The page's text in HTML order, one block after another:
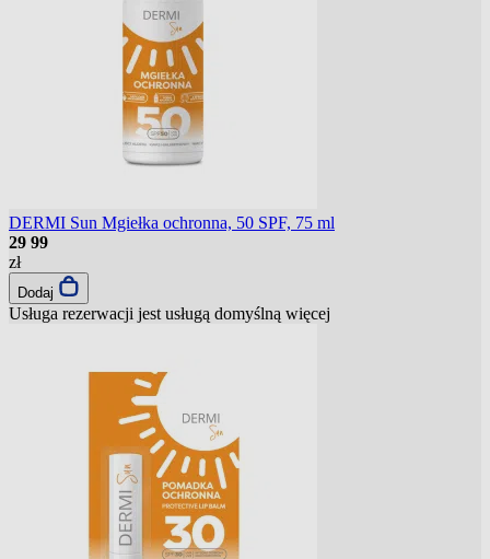
DERMI Sun Mgiełka ochronna, 50 SPF, 75 ml
29 99
zł
Dodaj
Usługa rezerwacji jest usługą domyślną więcej